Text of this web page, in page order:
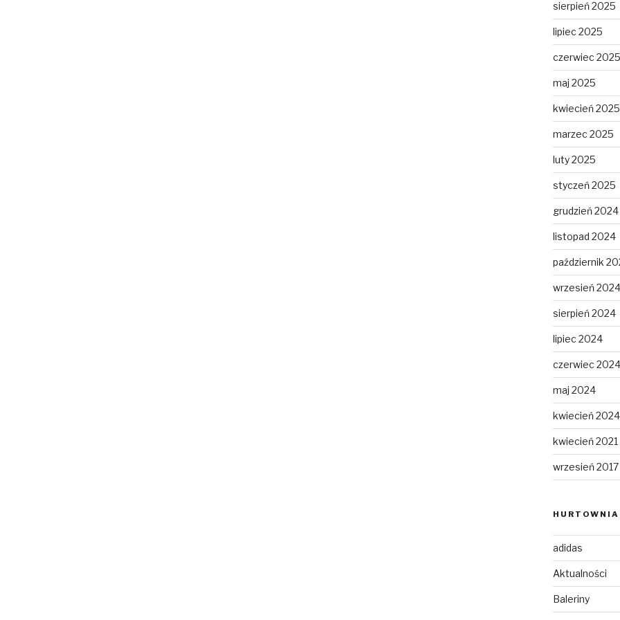
sierpień 2025
lipiec 2025
czerwiec 2025
maj 2025
kwiecień 2025
marzec 2025
luty 2025
styczeń 2025
grudzień 2024
listopad 2024
październik
wrzesień 2024
sierpień 2024
lipiec 2024
czerwiec 2024
maj 2024
kwiecień 2024
kwiecień 2021
wrzesień 2017
adidas
Aktualności
Baleriny